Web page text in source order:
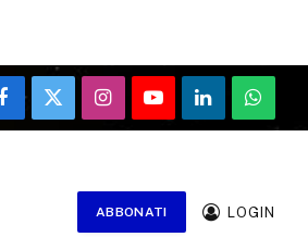
Facebook
X
(Twitter)
InstagramYouTubeLinkedIn
ABBONATI LOGIN